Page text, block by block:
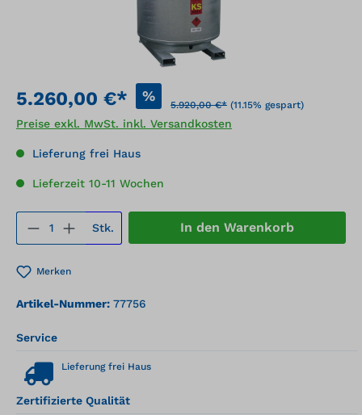
5.260,00 €* %
5.920,00 €* (11.15% gespart)
Preise exkl. MwSt. inkl. Versandkosten
Lieferung frei Haus
Lieferzeit 10-11 Wochen
Produkt Anzahl: Gib den
Stk. In den Warenkorb
Merken
Artikel-Nummer: 77756
Service
Lieferung frei Haus
Zertifizierte Qualität